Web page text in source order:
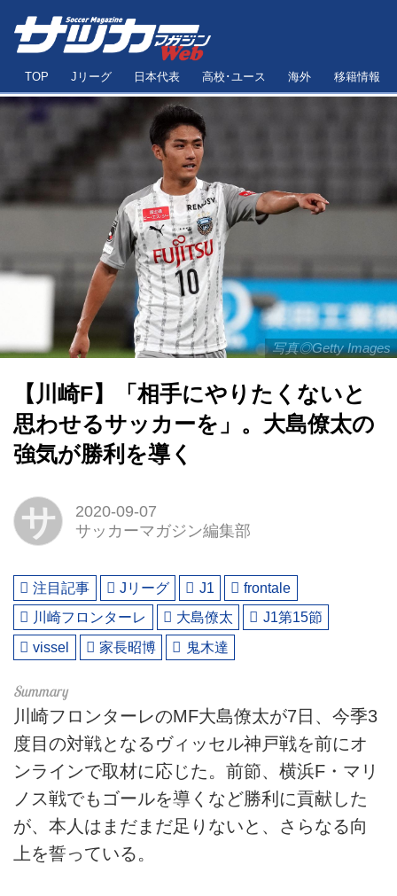
TOP Jリーグ 日本代表 高校･ユース 海外 移籍情報
写真◎Getty Images
【川崎F】「相手にやりたくないと
思わせるサッカーを」。大島僚太の
強気が勝利を導く
サ
2020-09-07
サッカーマガジン編集部
注目記事 Jリーグ J1
frontale
川崎フロンターレ
大島僚太
J1第15節
vissel
家長昭博 鬼木達
川崎フロンターレのMF大島僚太が7日、今季3
度目の対戦となるヴィッセル神戸戦を前にオ
ンラインで取材に応じた。前節、横浜F・マリ
ノス戦でもゴールを導くなど勝利に貢献した
が、本人はまだまだ足りないと、さらなる向
上を誓っている。